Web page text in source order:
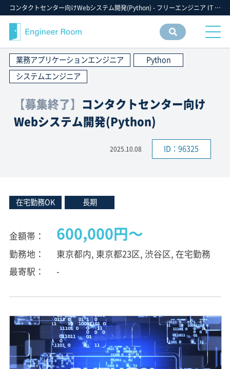
コンタクトセンター向けWebシステム開発(Python) - フリーエンジニア IT 案件 求人【エンジニアルーム】ITフリーランス ITエンジニア IT個人事業主 仕事 転職 募集
情報
検索
業務アプリケーションエンジニア
Python
システムエンジニア
【募集終了】 コンタクトセンター向け
Webシステム開発(Python)
2025.10.08 ID：96325
在宅勤務OK 長期
金額帯 600,000円〜
勤務地
東京都内, 東京都23区, 渋谷区, 在宅勤務
最寄駅
-